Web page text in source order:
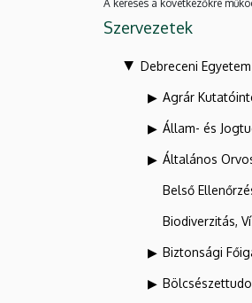
A keresés a következőkre
Szervezetek
Debreceni Egyetem
Agrár
Állam- és
Általános
Belső
Biodiverzitás,
Biztonsági